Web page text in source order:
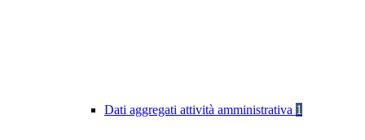
Dati aggregati attività amministrativa 1